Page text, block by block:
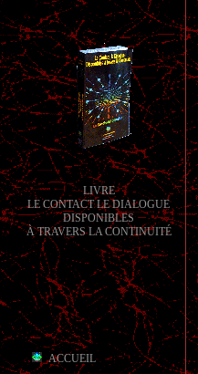
LIVRE
LE CONTACT LE DIALOGUE
DISPONIBLES
À TRAVERS LA CONTINUITÉ
ACCUEIL